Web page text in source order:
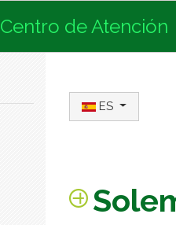
Centro de Atención
Seleccione su
ES